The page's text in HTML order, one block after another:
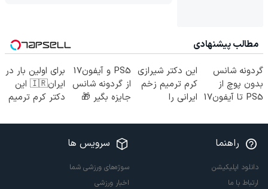
مطالب پیشنهادی
گردونه شانس
بدون پوچ از
PS5 تا آیفون17
این دکتر شیرازی
کرم ترمیم زخم
ایرانی را
PS5 و آیفون17
از گردونه شانس
جایزه بگیر 🎁
برای اولین بار در
ایران🇮🇷 این
دکتر کرم ترمیم
ساخت!
راهنما
دانلود اپلیکیشن
ارتباط با ما
سرویس ها
سوژه‌های ورزشی شما
اخبار ورزشی